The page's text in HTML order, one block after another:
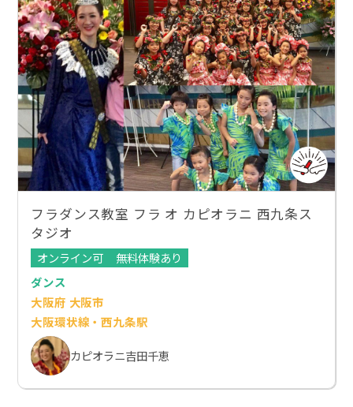
フラダンス教室 フラ オ カピオラニ 西九条ス
タジオ
オンライン可
無料体験あり
ダンス
大阪府 大阪市
大阪環状線・西九条駅
カピオラニ吉田千恵